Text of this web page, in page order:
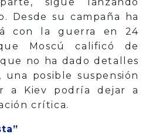
Desde su campaña ha
con la guerra en 24
Moscú calificó de
no ha dado detalles
posible suspensión
a Kiev podría dejar a
crítica.